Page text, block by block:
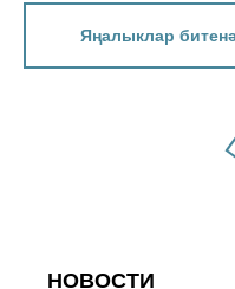
Яңалыклар
НОВОСТИ